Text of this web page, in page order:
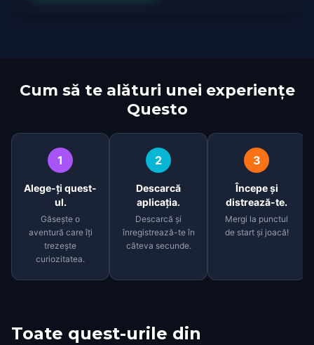
Cum să te alături unei experiențe
Questo
1
Alege-ți quest-
ul.
Găsește o
aventură care îți
trezește
curiozitatea.
2
Descarcă
aplicația.
Descarcă și
înregistrează-te în
câteva secunde.
3
Începe și
distrează-te.
Mergi la punctul
de start și joacă!
Toate quest-urile din